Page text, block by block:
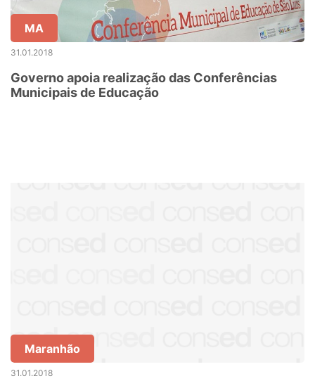
MA
31.01.2018
Governo apoia realização das Conferências
Municipais de Educação
Maranhão
31.01.2018